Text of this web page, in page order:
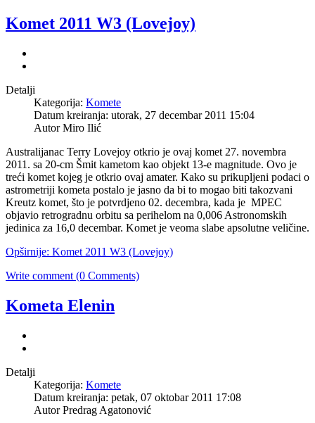
Komet 2011 W3 (Lovejoy)
Detalji
Kategorija: Komete
Datum kreiranja: utorak, 27 decembar 2011 15:04
Autor Miro Ilić
Australijanac Terry Lovejoy otkrio je ovaj komet 27. novembra
2011. sa 20-cm Šmit kametom kao objekt 13-e magnitude. Ovo je
treći komet kojeg je otkrio ovaj amater. Kako su prikupljeni podaci o
astrometriji kometa postalo je jasno da bi to mogao biti takozvani
Kreutz komet, što je potvrdjeno 02. decembra, kada je MPEC
objavio retrogradnu orbitu sa perihelom na 0,006 Astronomskih
jedinica za 16,0 decembar. Komet je veoma slabe apsolutne veličine.
Opširnije: Komet 2011 W3 (Lovejoy)
Write comment (0 Comments)
Kometa Elenin
Detalji
Kategorija: Komete
Datum kreiranja: petak, 07 oktobar 2011 17:08
Autor Predrag Agatonović